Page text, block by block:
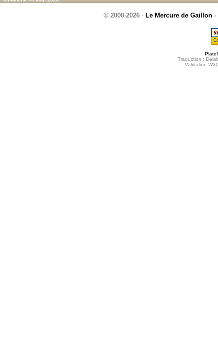
© 2000-2026 - Le Mercure de Gaillon -
Traduction :
Validation